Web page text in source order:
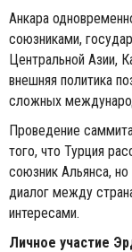
Анкара
союзниками,
Центральной Азии,
внешняя политика
сложных
Проведение
того, что Турция
союзник Альянса, но
диалог между
интересами.
Личное участие